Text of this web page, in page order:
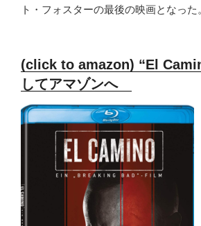
ト・フォスターの最後の映画となった
(click to amazon) “El
してアマゾンへ